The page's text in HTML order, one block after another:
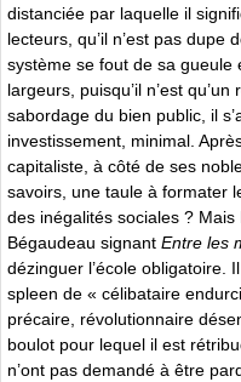
distanciée par laquelle il
lecteurs, qu’il n’est pas dupe
système se fout de sa gueule
largeurs, puisqu’il n’est
sabordage du bien public, il
investissement, minimal.
capitaliste, à côté de ses
savoirs, une taule à formater
des inégalités sociales ? Mais
Bégaudeau signant Entre les
dézinguer l’école obligatoire.
spleen de « célibataire
précaire, révolutionnaire
boulot pour lequel il est
n’ont pas demandé à être